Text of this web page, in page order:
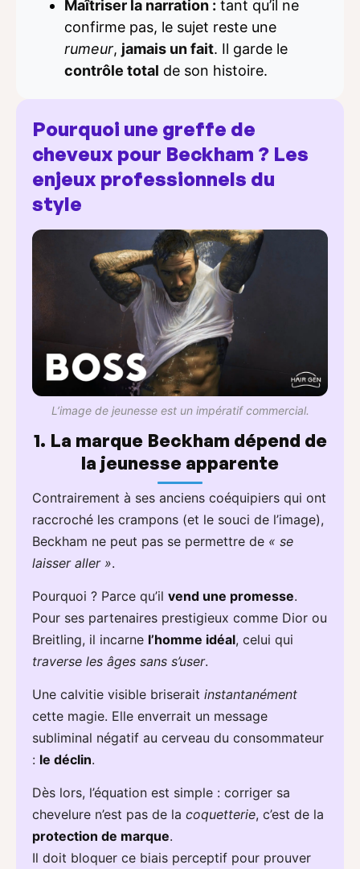
Maîtriser la narration : tant qu’il ne
confirme pas, le sujet reste une
rumeur, jamais un fait. Il garde le
contrôle total de son histoire.
Pourquoi une greffe de
cheveux pour Beckham ? Les
enjeux professionnels du
style
L’image de jeunesse est un impératif commercial.
1. La marque Beckham dépend de
la jeunesse apparente
Contrairement à ses anciens coéquipiers qui ont
raccroché les crampons (et le souci de l’image),
Beckham ne peut pas se permettre de « se
laisser aller ».
Pourquoi ? Parce qu’il vend une promesse.
Pour ses partenaires prestigieux comme Dior ou
Breitling, il incarne l’homme idéal, celui qui
traverse les âges sans s’user.
Une calvitie visible briserait instantanément
cette magie. Elle enverrait un message
subliminal négatif au cerveau du consommateur
: le déclin.
Dès lors, l’équation est simple : corriger sa
chevelure n’est pas de la coquetterie, c’est de la
protection de marque.
Il doit bloquer ce biais perceptif pour prouver